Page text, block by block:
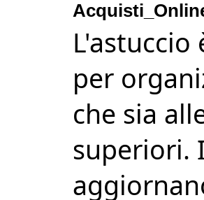
per
che sia
superiori.